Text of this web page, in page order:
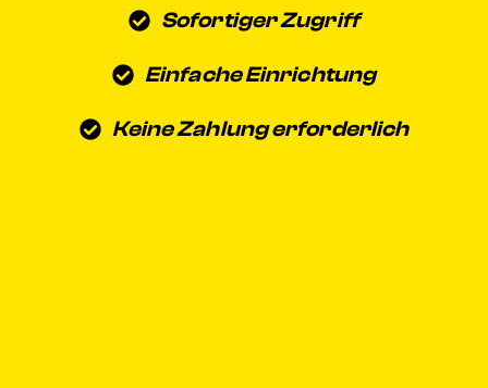
Sofortiger Zugriff
Einfache Einrichtung
Keine Zahlung erforderlich